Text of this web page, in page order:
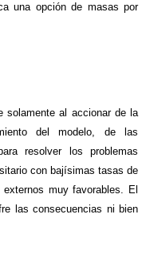
una opción de masas por
solamente al accionar de la
del modelo, de las
resolver los problemas
con bajísimas tasas de
muy favorables. El
las consecuencias ni bien